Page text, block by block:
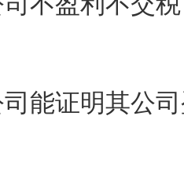
能证明其公